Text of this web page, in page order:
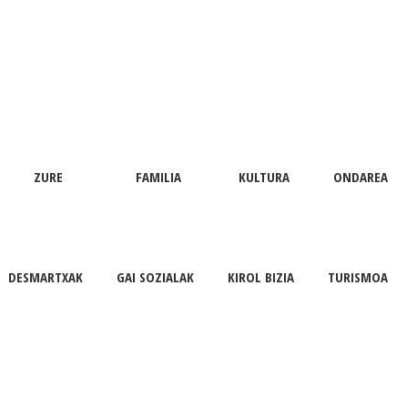
ZURE
DESMARTXAK
FAMILIA
GAI SOZIALAK
KULTURA
KIROL BIZIA
ONDAREA
TURISMOA